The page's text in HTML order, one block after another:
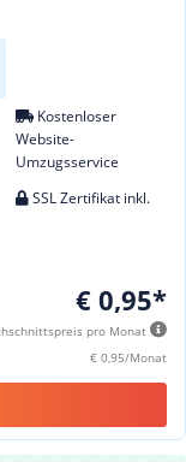
Kostenloser
Website-
Umzugsservice
SSL Zertifikat inkl.
€ 0,95*
pro Monat
€ 0,95/Monat